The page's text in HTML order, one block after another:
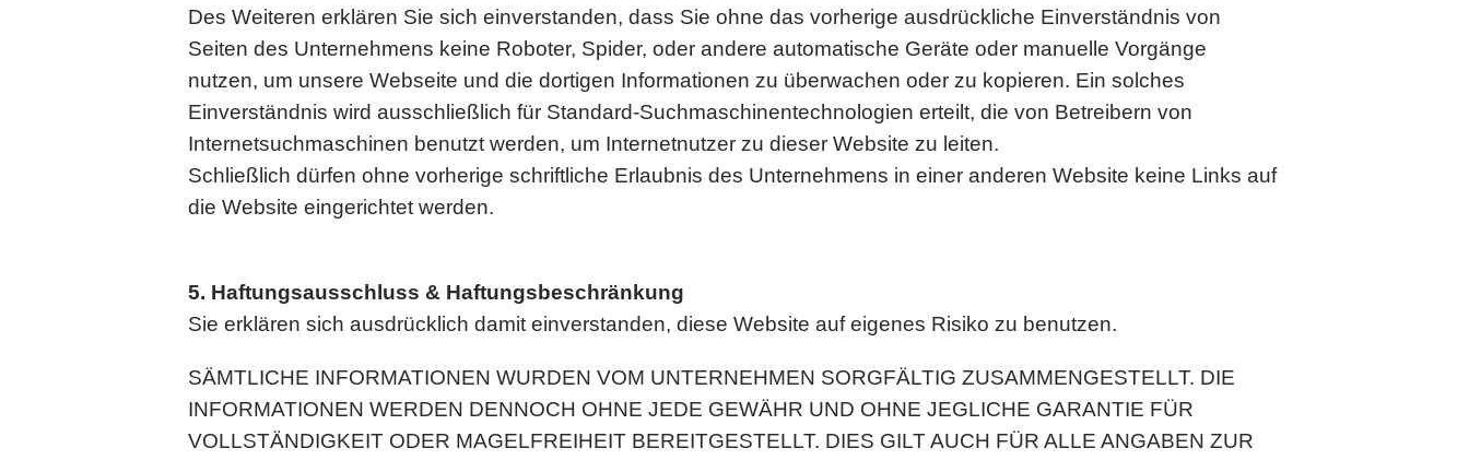
Des Weiteren erklären Sie sich einverstanden, dass Sie ohne das vorherige ausdrückliche Einverständnis von
Seiten des Unternehmens keine Roboter, Spider, oder andere automatische Geräte oder manuelle Vorgänge
nutzen, um unsere Webseite und die dortigen Informationen zu überwachen oder zu kopieren. Ein solches
Einverständnis wird ausschließlich für Standard-Suchmaschinentechnologien erteilt, die von Betreibern von
Internetsuchmaschinen benutzt werden, um Internetnutzer zu dieser Website zu leiten.
Schließlich dürfen ohne vorherige schriftliche Erlaubnis des Unternehmens in einer anderen Website keine Links auf
die Website eingerichtet werden.
5. Haftungsausschluss & Haftungsbeschränkung
Sie erklären sich ausdrücklich damit einverstanden, diese Website auf eigenes Risiko zu benutzen.
SÄMTLICHE INFORMATIONEN WURDEN VOM UNTERNEHMEN SORGFÄLTIG ZUSAMMENGESTELLT. DIE
INFORMATIONEN WERDEN DENNOCH OHNE JEDE GEWÄHR UND OHNE JEGLICHE GARANTIE FÜR
VOLLSTÄNDIGKEIT ODER MAGELFREIHEIT BEREITGESTELLT. DIES GILT AUCH FÜR ALLE ANGABEN ZUR